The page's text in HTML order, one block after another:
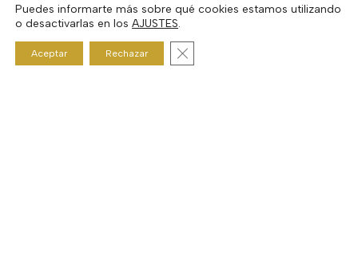
Previous Post
Show #44 SKYGAZE
Puedes informarte más sobre qué cookies estamos utilizando
o desactivarlas en los AJUSTES.
Aceptar Rechazar Cerrar el banner de cookies